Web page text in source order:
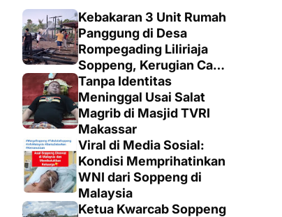
Kebakaran 3 Unit Rumah
Panggung di Desa
Rompegading Liliriaja
Soppeng, Kerugian Capai
Rp300 Juta
Tanpa Identitas
Meninggal Usai Salat
Magrib di Masjid TVRI
Makassar
Viral di Media Sosial:
Kondisi Memprihatinkan
WNI dari Soppeng di
Malaysia
Ketua Kwarcab Soppeng